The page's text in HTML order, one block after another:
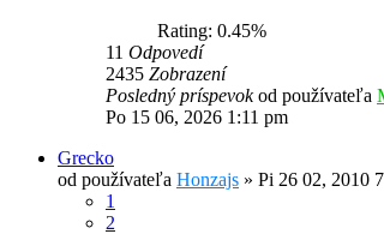
Rating: 0.45%
11 Odpovedí
2435 Zobrazení
Posledný príspevokod používateľa
Po 15 06, 2026 1:11 pm
Grecko
od používateľa Honzajs » Pi 26 02, 2010
1
2